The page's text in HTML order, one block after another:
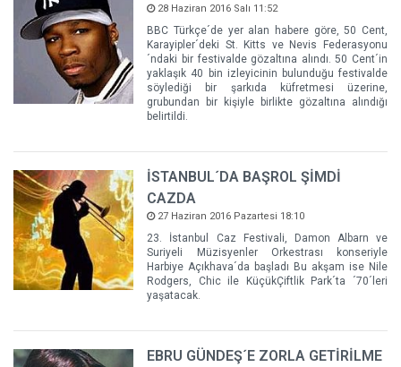
28 Haziran 2016 Salı 11:52
BBC Türkçe´de yer alan habere göre, 50 Cent,
Karayipler´deki St. Kitts ve Nevis Federasyonu
´ndaki bir festivalde gözaltına alındı. 50 Cent´in
yaklaşık 40 bin izleyicinin bulunduğu festivalde
söylediği bir şarkıda küfretmesi üzerine,
grubundan bir kişiyle birlikte gözaltına alındığı
belirtildi.
İSTANBUL´DA BAŞROL ŞİMDİ
CAZDA
27 Haziran 2016 Pazartesi 18:10
23. İstanbul Caz Festivali, Damon Albarn ve
Suriyeli Müzisyenler Orkestrası konseriyle
Harbiye Açıkhava´da başladı Bu akşam ise Nile
Rodgers, Chic ile KüçükÇiftlik Park´ta ´70´leri
yaşatacak.
EBRU GÜNDEŞ´E ZORLA GETİRİLME